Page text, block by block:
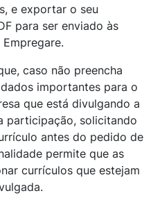
e exportar o seu
para ser enviado às
caso não preencha
importantes para o
que está divulgando a
participação, solicitando
antes do pedido de
permite que as
currículos que estejam